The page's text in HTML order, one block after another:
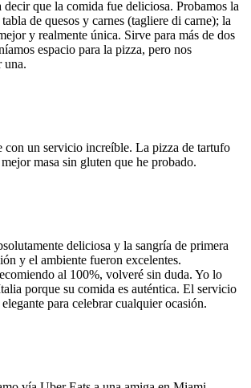
decir que la comida fue deliciosa. Probamos la
de quesos y carnes (tagliere di carne); la
y realmente única. Sirve para más de dos
espacio para la pizza, pero nos
una.
con un servicio increíble. La pizza de tartufo
masa sin gluten que he probado.
deliciosa y la sangría de primera
y el ambiente fueron excelentes.
al 100%, volveré sin duda. Yo lo
porque su comida es auténtica. El servicio
para celebrar cualquier ocasión.